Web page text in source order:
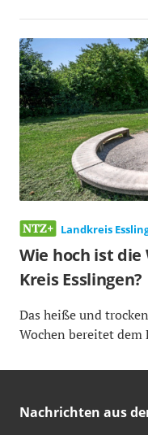
Landkreis
Wie hoch ist
Kreis Esslingen?
Das heiße und
Wochen bereitet dem
Nachrichten aus